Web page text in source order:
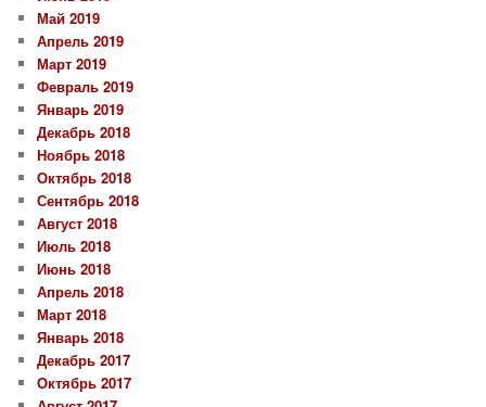
Май 2019
Апрель 2019
Март 2019
Февраль 2019
Январь 2019
Декабрь 2018
Ноябрь 2018
Октябрь 2018
Сентябрь 2018
Август 2018
Июль 2018
Июнь 2018
Апрель 2018
Март 2018
Январь 2018
Декабрь 2017
Октябрь 2017